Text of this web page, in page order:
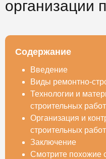
организации
Содержание
Введение
Виды ремонтно-
Технологии и
строительных работ
Организация и
строительных работ
Заключение
Смотрите похожие